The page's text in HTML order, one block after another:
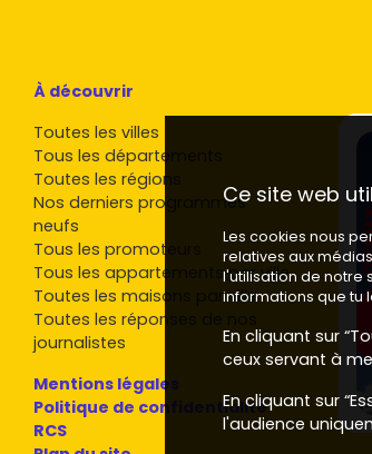
À découvrir
Toutes les villes
Tous les départements
Toutes les régions
Nos derniers programmes
neufs
Tous les promoteurs
Tous les appartements par ville
Toutes les maisons par ville
Toutes les réponses de nos
journalistes
Mentions légales
Politique de confidentialité
RCS
Ce site web
Les cookies nous
relatives aux
l'utilisation de notre
informations que tu
En cliquant sur
ceux servant à
En cliquant sur
l'audience